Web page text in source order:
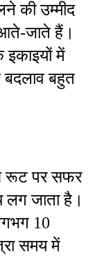
की उम्मीद
जाते हैं।
इकाइयों में
बदलाव बहुत
रूट पर सफर
जाता है।
10
समय में